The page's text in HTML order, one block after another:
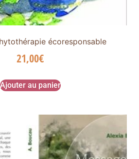
écoresponsable
21,00€
Ajouter au panier